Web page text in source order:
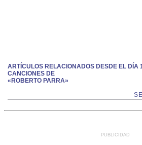
ARTÍCULOS RELACIONADOS DESDE EL DÍA
CANCIONES DE
«ROBERTO PARRA»
PUBLICIDAD